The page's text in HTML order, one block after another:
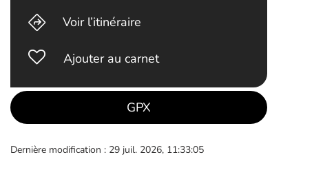
Voir l’itinéraire
Ajouter au carnet
GPX
Dernière modification : 29 juil. 2026, 11:33:05